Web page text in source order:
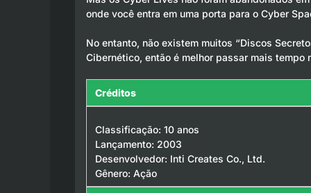
onde você entra em uma porta para o Cyber
No entanto, não existem muitos “Discos
Cibernético, então é melhor passar mais tempo
Créditos
Classificação: 10 anos
Lançamento: 2003
Desenvolvedor: Inti Creates Co., Ltd.
Gênero: Ação